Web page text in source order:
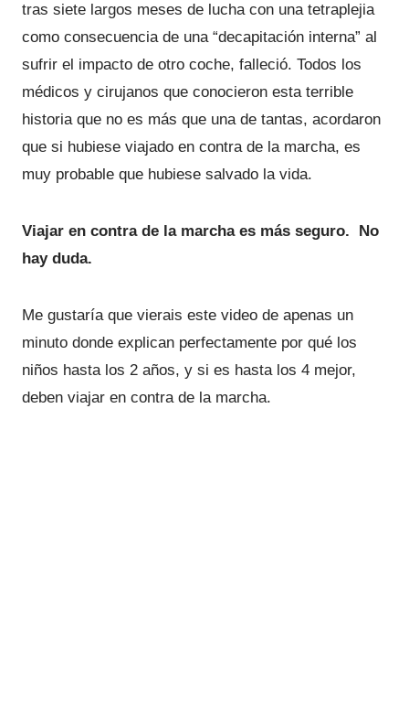
tras siete largos meses de lucha con una tetraplejia
como consecuencia de una “decapitación interna” al
sufrir el impacto de otro coche, falleció. Todos los
médicos y cirujanos que conocieron esta terrible
historia que no es más que una de tantas, acordaron
que si hubiese viajado en contra de la marcha, es
muy probable que hubiese salvado la vida.
Viajar en contra de la marcha es más seguro. No
hay duda.
Me gustaría que vierais este video de apenas un
minuto donde explican perfectamente por qué los
niños hasta los 2 años, y si es hasta los 4 mejor,
deben viajar en contra de la marcha.